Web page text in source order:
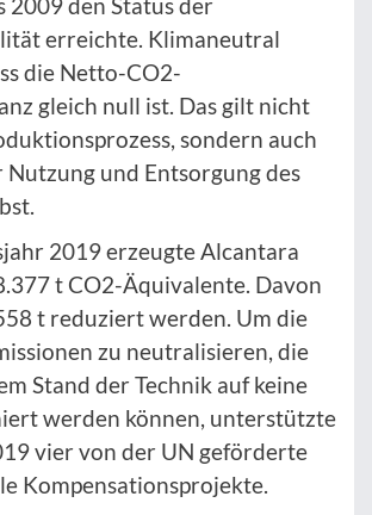
erreichte. Klimaneutral
die Netto-CO2-
gleich null ist. Das gilt nicht
sondern auch
und Entsorgung des
2019 erzeugte Alcantara
t CO2-Äquivalente. Davon
t reduziert werden. Um die
zu neutralisieren, die
Stand der Technik auf keine
werden können, unterstützte
vier von der UN geförderte
Kompensationsprojekte.